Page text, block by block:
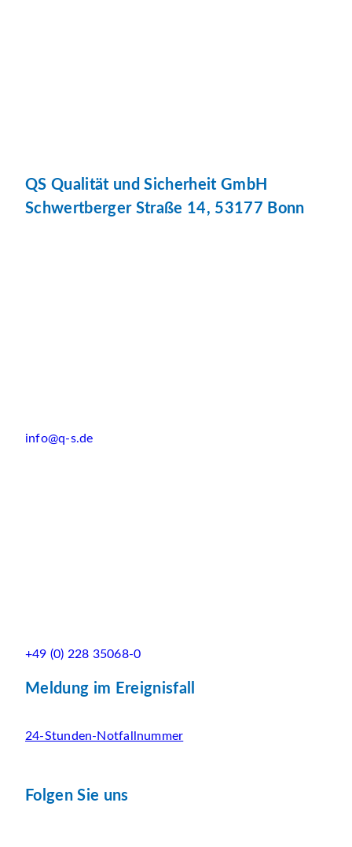
QS Qualität und Sicherheit GmbH
Schwertberger Straße 14, 53177 Bonn
info@q-s.de
+49 (0) 228 35068-0
Meldung im Ereignisfall
24-Stunden-Notfallnummer
Folgen Sie uns